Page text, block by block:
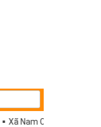
tham dự Hội nghị trực